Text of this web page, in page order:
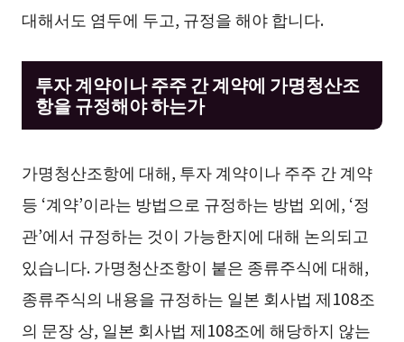
대해서도 염두에 두고, 규정을 해야 합니다.
투자 계약이나 주주 간 계약에 가명청산조
항을 규정해야 하는가
가명청산조항에 대해, 투자 계약이나 주주 간 계약
등 ‘계약’이라는 방법으로 규정하는 방법 외에, ‘정
관’에서 규정하는 것이 가능한지에 대해 논의되고
있습니다. 가명청산조항이 붙은 종류주식에 대해,
종류주식의 내용을 규정하는 일본 회사법 제108조
의 문장 상, 일본 회사법 제108조에 해당하지 않는